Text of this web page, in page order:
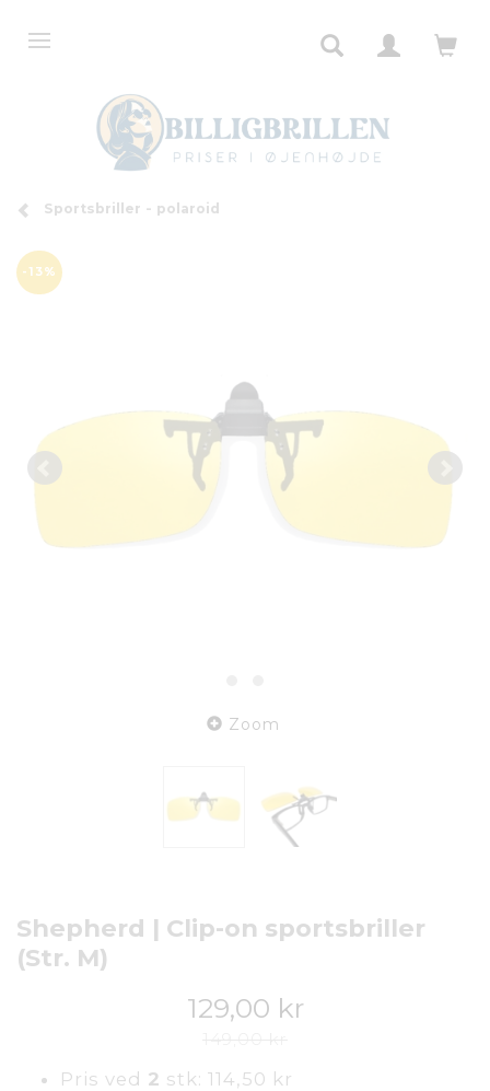
Sportsbriller - polaroid
-13%
Zoom
Shepherd | Clip-on sportsbriller
(Str. M)
129,00 kr
Pris ved 2 stk: 114,50 kr